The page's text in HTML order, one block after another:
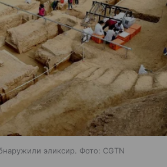
эликсир. Фото: CGTN